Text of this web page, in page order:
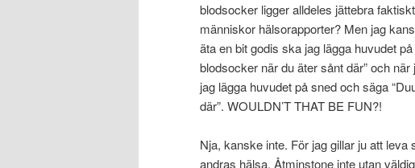
blodsocker ligger alldeles jättebra
människor hälsorapporter? Men jag
äta en bit godis ska jag lägga huvudet
blodsocker när du äter sånt där” och
jag lägga huvudet på sned och säga
där”. WOULDN’T THAT BE FUN?!
Nja, kanske inte. För jag gillar ju att
andras hälsa. Åtminstone inte utan